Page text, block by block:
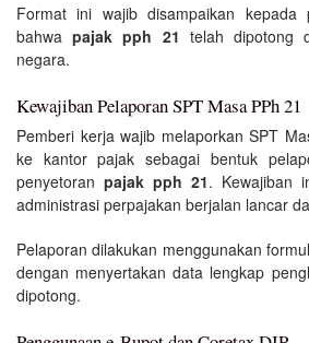
Format ini wajib disampaikan kepada
bahwapajak pph 21 telah dipotong
negara.
Kewajiban Pelaporan SPT Masa PPh 21
Pemberi kerja wajib melaporkan SPT
ke kantor pajak sebagai bentuk
penyetoran pajak pph 21. Kewajiban
administrasi perpajakan berjalan lancar
Pelaporan dilakukan menggunakan
dengan menyertakan data lengkap
dipotong.